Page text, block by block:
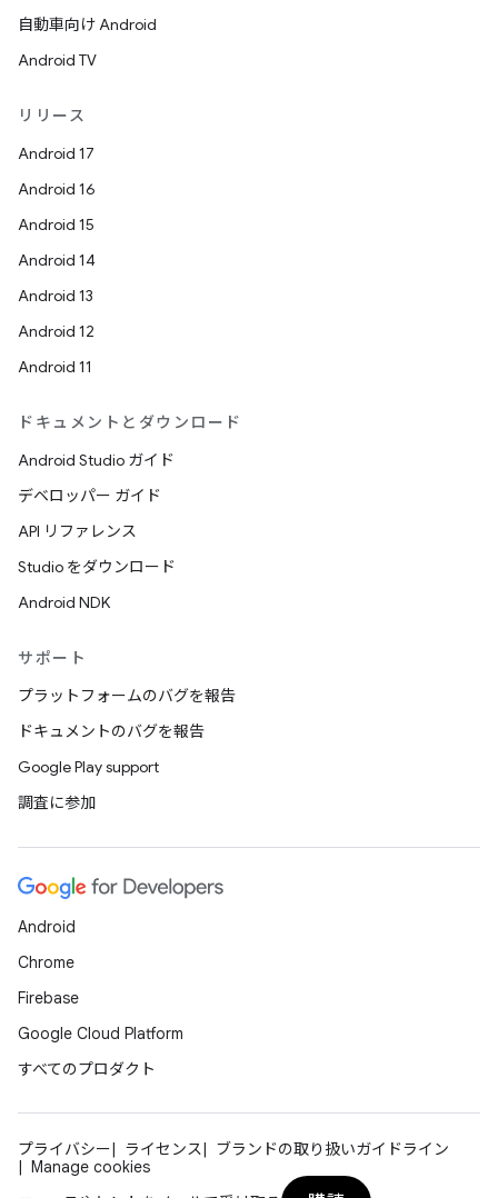
自動車向け Android
Android TV
リリース
Android 17
Android 16
Android 15
Android 14
Android 13
Android 12
Android 11
ドキュメントとダウンロード
Android Studio ガイド
デベロッパー ガイド
API リファレンス
Studio をダウンロード
Android NDK
サポート
プラットフォームのバグを報告
ドキュメントのバグを報告
Google Play support
調査に参加
Android
Chrome
Firebase
Google Cloud Platform
すべてのプロダクト
プライバシー ライセンス
ブランドの取り扱いガイドライン
Manage cookies